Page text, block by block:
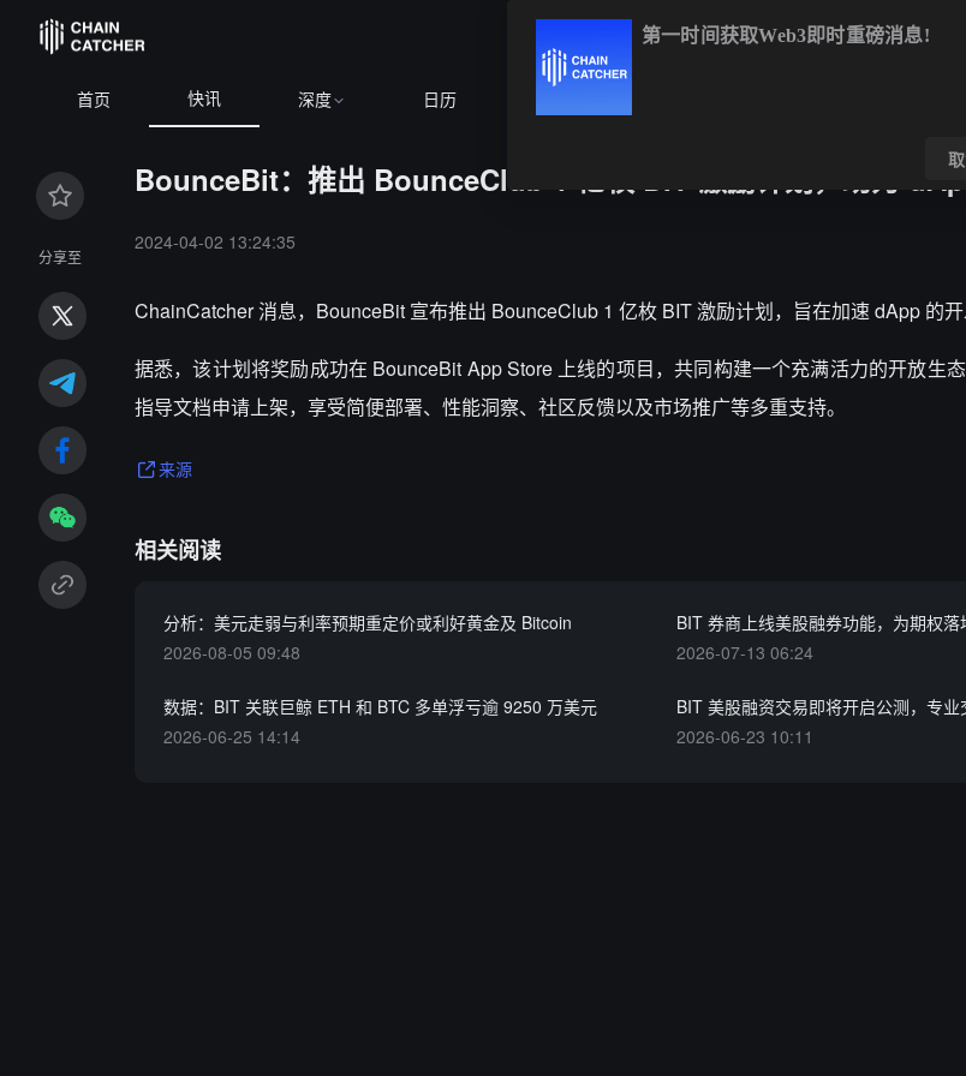
首页 快讯 深度 日历
分享至
BounceBit：推出 BounceClub 1 亿枚 BIT 激励计划，助力
2024-04-02 13:24:35
ChainCatcher 消息， BounceBit 宣布推出 BounceClub 1 亿枚 BIT 激励计划，旨在加速 dApp 的开
据悉，该计划将奖励成功在 BounceBit App Store 上线的项目，共同构建一个充满活力的开放生
指导文档申请上架，享受简便部署、性能洞察、社区反馈以及市场推广等多重支持。
来源
相关阅读
分析：美元走弱与利率预期重定价或利好黄金及 Bitcoin
2026-08-05 09:48
BIT 券商上线美股融券功能，为期权落
2026-07-13 06:24
数据：BIT 关联巨鲸 ETH 和 BTC 多单浮亏逾 9250 万美元
2026-06-25 14:14
BIT 美股融资交易即将开启公测，专
2026-06-23 10:11
第一时间获取Web3即时重磅消息!